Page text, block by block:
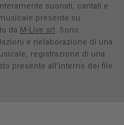
suonati, cantati e
presente su
da M-Live srl. Sono
e rielaborazione di una
registrazione di una
presente all'interno dei file